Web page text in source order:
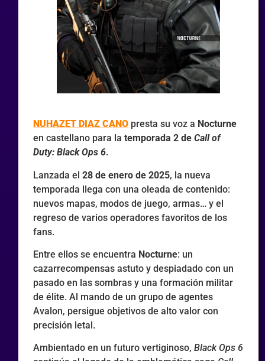
NUHAZET DIAZ CANO presta su voz a Nocturne
en castellano para latemporada 2 deCall of
Duty: Black Ops 6.
Lanzada el28 de enero de 2025, la nueva
temporada llega con una oleada de contenido:
nuevos mapas, modos de juego, armas… y el
regreso de varios operadores favoritos de los
fans.
Entre ellos se encuentra Nocturne: un
cazarrecompensas astuto y despiadado con un
pasado en las sombras y una formación militar
de élite. Al mando de un grupo de agentes
Avalon, persigue objetivos de alto valor con
precisión letal.
Ambientado en un futuro vertiginoso,Black Ops 6